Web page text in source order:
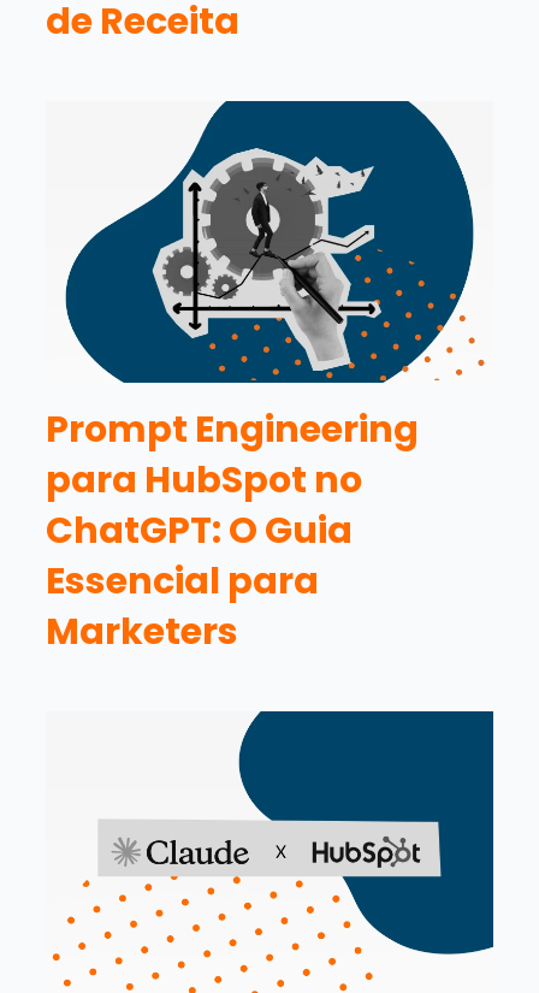
de Receita
Prompt Engineering
para HubSpot no
ChatGPT: O Guia
Essencial para
Marketers